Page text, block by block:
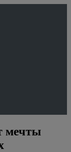
мечты